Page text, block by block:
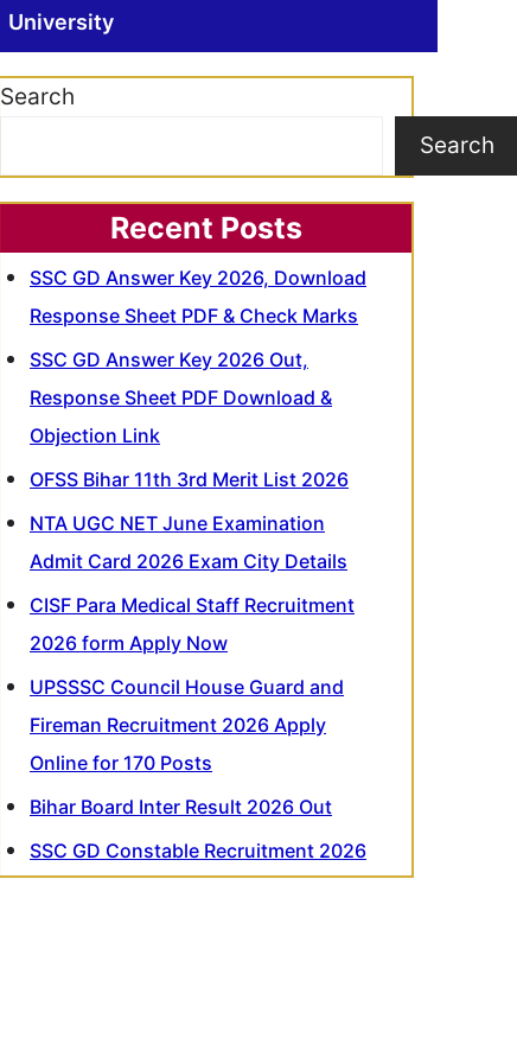
University
Search
Search
Recent Posts
SSC GD Answer Key 2026, Download
Response Sheet PDF & Check Marks
SSC GD Answer Key 2026 Out,
Response Sheet PDF Download &
Objection Link
OFSS Bihar 11th 3rd Merit List 2026
NTA UGC NET June Examination
Admit Card 2026 Exam City Details
CISF Para Medical Staff Recruitment
2026 form Apply Now
UPSSSC Council House Guard and
Fireman Recruitment 2026 Apply
Online for 170 Posts
Bihar Board Inter Result 2026 Out
SSC GD Constable Recruitment 2026